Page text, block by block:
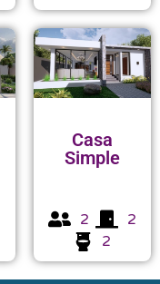
Casa
Simple
2
2
2